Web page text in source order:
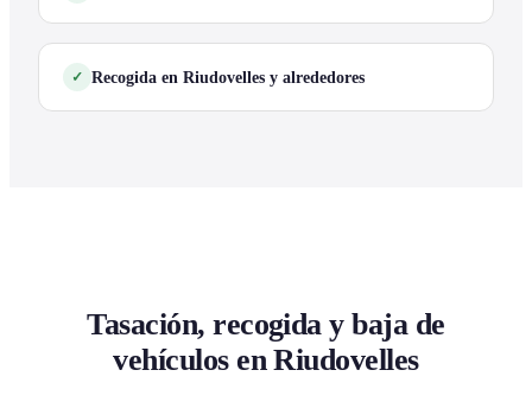
Recogida en Riudovelles y alrededores
Tasación, recogida y baja de
vehículos en Riudovelles